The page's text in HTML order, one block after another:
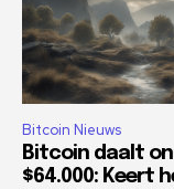
Bitcoin Nieuws
Bitcoin daalt
$64.000: Keert